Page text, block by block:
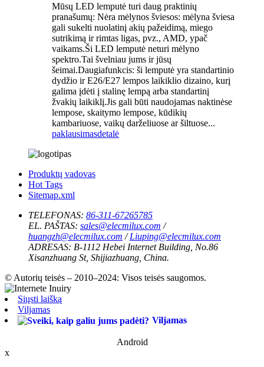
Mūsų LED lemputė turi daug praktinių
pranašumų: Nėra mėlynos šviesos: mėlyna šviesa
gali sukelti nuolatinį akių pažeidimą, miego
sutrikimą ir rimtas ligas, pvz., AMD, ypač
vaikams.Ši LED lemputė neturi mėlyno
spektro.Tai švelniau jums ir jūsų
šeimai.Daugiafunkcis: ši lemputė yra standartinio
dydžio ir E26/E27 lempos laikiklio dizaino, kurį
galima įdėti į stalinę lempą arba standartinį
žvakių laikiklį.Jis gali būti naudojamas naktinėse
lempose, skaitymo lempose, kūdikių
kambariuose, vaikų darželiuose ar šiltuose...
paklausimasdetalė
Produktų vadovas
Hot Tags
Sitemap.xml
TELEFONAS: 86-311-67265785
EL. PAŠTAS: sales@elecmilux.com /
huangzh@elecmilux.com /Liuping@elecmilux.com
ADRESAS: B-1112 Hebei Internet Building, No.86
Xisanzhuang St, Shijiazhuang, China.
© Autorių teisės – 2010–2024: Visos teisės saugomos.
Siųsti laišką
Viljamas
Viljamas
Android
x